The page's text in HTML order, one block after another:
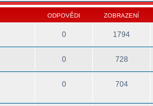
ODPOVĚDI ZOBRAZENÍ
0 1794
0 728
0 704